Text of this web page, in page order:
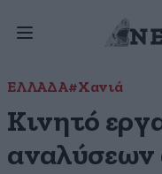
ΕΛΛΑΔΑ#Χανιά
Κινητό
αναλύσεων